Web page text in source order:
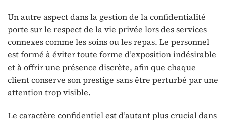
Un autre aspect dans la gestion de la confidentialité
porte sur le respect de la vie privée lors des services
connexes comme les soins ou les repas. Le personnel
est formé à éviter toute forme d’exposition indésirable
et à offrir une présence discrète, afin que chaque
client conserve son prestige sans être perturbé par une
attention trop visible.
Le caractère confidentiel est d’autant plus crucial dans